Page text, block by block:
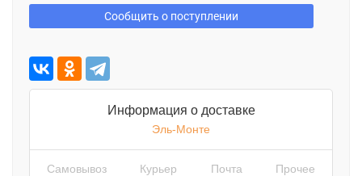
Сообщить о поступлении
Информация о доставке
Эль-Монте
Самовывоз Курьер Почта Прочее